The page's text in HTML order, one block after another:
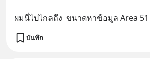
ผมนี่ไปไกลถึง  ขนาดหาข้อมูล Area 51
บันทึก